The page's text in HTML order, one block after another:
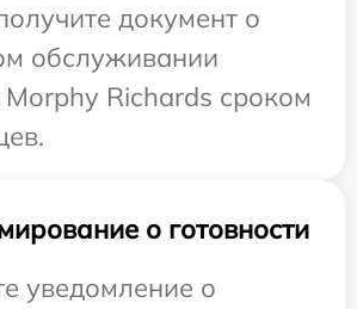
документ о
обслуживании
Morphy Richards сроком
о готовности
уведомление о